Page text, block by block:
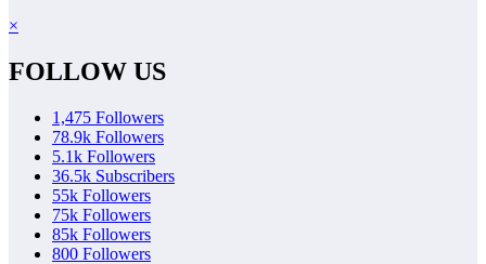
×
FOLLOW US
1,475 Followers
78.9k Followers
5.1k Followers
36.5k Subscribers
55k Followers
75k Followers
85k Followers
800 Followers